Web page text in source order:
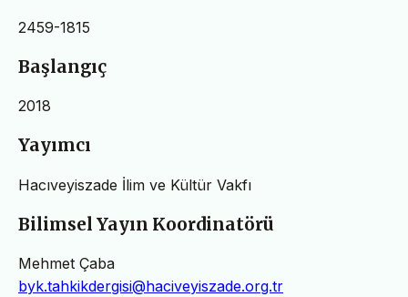
2459-1815
Başlangıç
2018
Yayımcı
Hacıveyiszade İlim ve Kültür Vakfı
Bilimsel Yayın Koordinatörü
Mehmet Çaba
byk.tahkikdergisi@haciveyiszade.org.tr